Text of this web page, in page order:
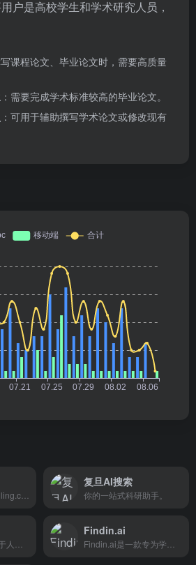
户是高校学生和学术研究人员，
写课程论文、毕业论文时，需要高质量
：需要完成学术标准较高的毕业论文。
：可用于辅助撰写学术论文或修改现有
复旦AI搜索
你的一站式科研助手。
Findin.ai